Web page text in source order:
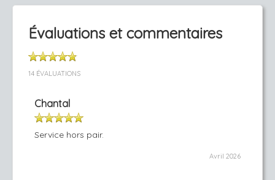
Évaluations et commentaires
14 ÉVALUATIONS
Chantal
Service hors pair.
Avril 2026